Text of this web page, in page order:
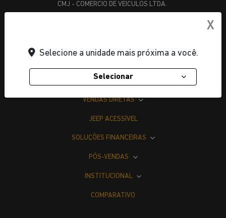
CMJ - COMERCIO DE VEICULOS LTDA.
NOVOS
VENDAS DIRETAS
JEEP ACESSÍVEL
SOLUÇÕES FINANCEIRAS
PÓS-VENDAS
INSTITUCIONAL
COMPARATIVO
X
Selecione a unidade mais próxima a você.
Selecionar